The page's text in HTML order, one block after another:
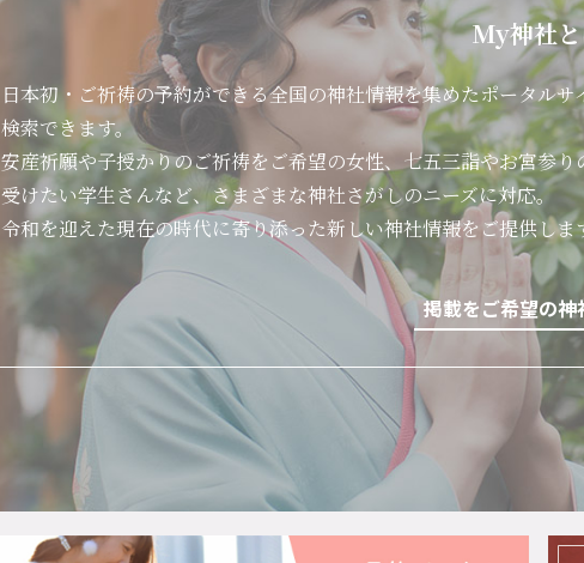
My神社
日本初・ご祈祷の予約ができる全国の神社情報を集めたポータル
検索できます。
安産祈願や子授かりのご祈祷をご希望の女性、七五三詣やお宮参
受けたい学生さんなど、さまざまな神社さがしのニーズに対応。
令和を迎えた現在の時代に寄り添った新しい神社情報をご提供しま
掲載をご希望の神